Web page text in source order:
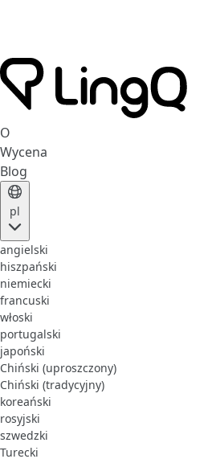
O
Wycena
Blog
pl
angielski
hiszpański
niemiecki
francuski
włoski
portugalski
japoński
Chiński (uproszczony)
Chiński (tradycyjny)
koreański
rosyjski
szwedzki
Turecki